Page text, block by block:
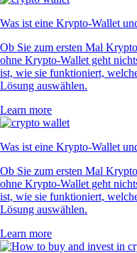
Was ist eine Krypto-Wallet
Ob Sie zum ersten Mal
ohne Krypto-Wallet geht
ist, wie sie funktioniert,
Lösung auswählen.
Learn more
Was ist eine Krypto-Wallet
Ob Sie zum ersten Mal
ohne Krypto-Wallet geht
ist, wie sie funktioniert,
Lösung auswählen.
Learn more